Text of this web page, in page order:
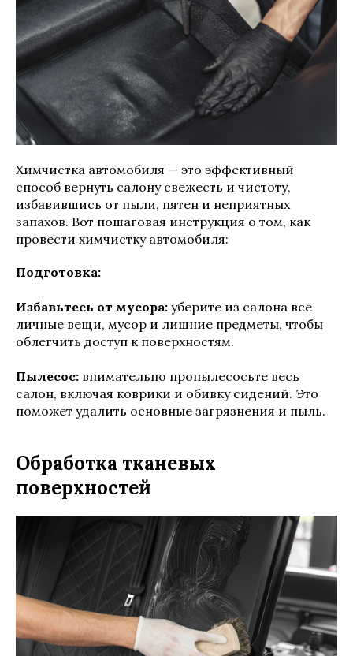
Химчистка автомобиля — это эффективный
способ вернуть салону свежесть и чистоту,
избавившись от пыли, пятен и неприятных
запахов. Вот пошаговая инструкция о том, как
провести химчистку автомобиля:
Подготовка:
Избавьтесь от мусора: уберите из салона все
личные вещи, мусор и лишние предметы, чтобы
облегчить доступ к поверхностям.
Пылесос: внимательно пропылесосьте весь
салон, включая коврики и обивку сидений. Это
поможет удалить основные загрязнения и пыль.
Обработка тканевых
поверхностей